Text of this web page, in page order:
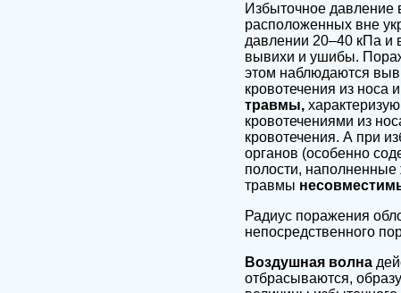
Избыточное
расположенных вне
давлении 20–40 кПа
вывихи и ушибы.
этом наблюдаются
кровотечения из
травмы,
кровотечениями из
кровотечения. А при
органов (особенно
полости, наполненные
травмы
Радиус поражения
непосредственного
Воздушная волна
отбрасываются,